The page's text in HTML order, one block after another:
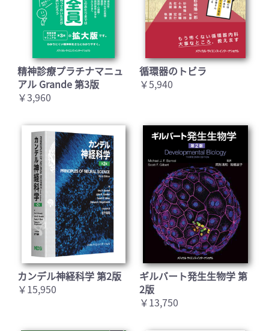
精神診療プラチナマニュ
アル Grande 第3版
￥3,960
循環器のトビラ
￥5,940
カンデル神経科学 第2版
￥15,950
ギルバート発生生物学 第
2版
￥13,750